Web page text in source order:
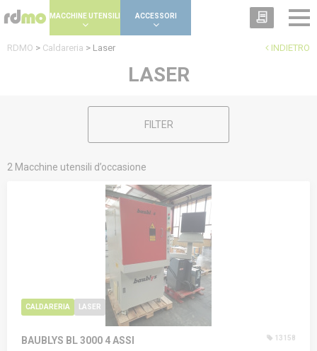
MACCHINE UTENSILI ACCESSORI
INDIETRO
RDMO > Caldareria > Laser
LASER
FILTER
2 Macchine utensili d’occasione
CALDARERIA LASER
BAUBLYS BL 3000 4 ASSI 13158